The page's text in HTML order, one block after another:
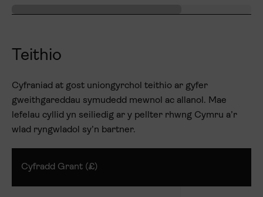
Teithio
Cyfraniad at gost uniongyrchol teithio ar gyfer
gweithgareddau symudedd mewnol ac allanol. Mae
lefelau cyllid yn seiliedig ar y pellter rhwng Cymru a’r
wlad ryngwladol sy’n bartner.
Cyfradd Grant (£)